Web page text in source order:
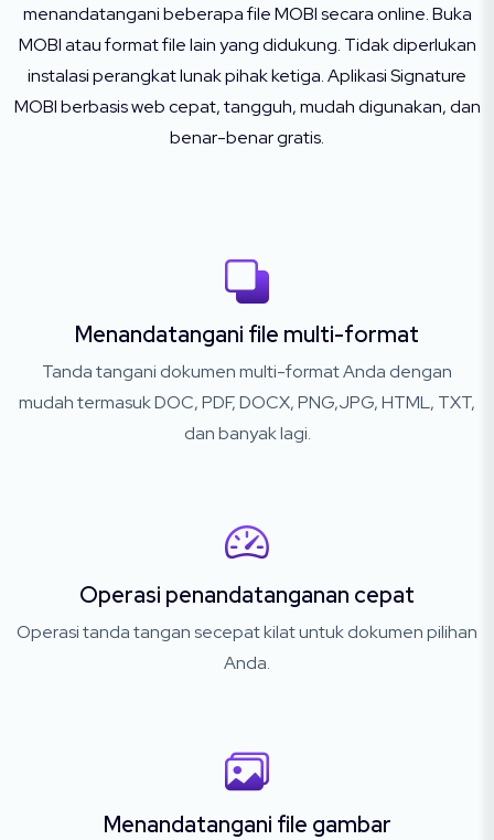
menandatangani beberapa file MOBI secara online. Buka
MOBI atau format file lain yang didukung. Tidak diperlukan
instalasi perangkat lunak pihak ketiga. Aplikasi Signature
MOBI berbasis web cepat, tangguh, mudah digunakan, dan
benar-benar gratis.
Menandatangani file multi-format
Tanda tangani dokumen multi-format Anda dengan
mudah termasuk DOC, PDF, DOCX, PNG,JPG, HTML, TXT,
dan banyak lagi.
Operasi penandatanganan cepat
Operasi tanda tangan secepat kilat untuk dokumen pilihan
Anda.
Menandatangani file gambar